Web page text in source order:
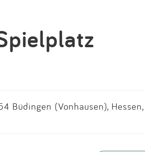
Büdingen (Vonhausen), Hessen,